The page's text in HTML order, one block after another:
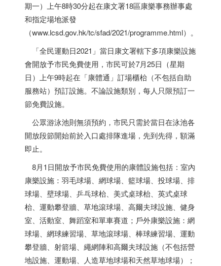
期一）上午8時30分起在康文署18區康樂事務辦事處
和指定場地派發
（www.lcsd.gov.hk/tc/sfad/2021/programme.html）。
「全民運動日2021」當日康文署轄下多項康樂設施
會開放予市民免費使用，市民可於7月25日（星期
日）上午9時起在「康體通」訂場櫃枱（不包括自助
服務站）預訂設施。不論設施類別，每人只限預訂一
節免費設施。
公眾游泳池則無須預約，市民只需於當日在泳池各
開放段節開始前於入口處排隊進場，先到先得，額滿
即止。
8月1日開放予市民免費使用的康體設施包括：室內
康樂設施：羽毛球場、網球場、籃球場、投球場、排
球場、壁球場、乒乓球枱、美式桌球枱、英式桌球
枱、運動攀登牆、草地滾球場、高爾夫球設施、健身
室、活動室、舞蹈室和單車賽道；戶外康樂設施：網
球場、網球練習場、草地滾球場、棒球練習場、運動
攀登牆、射箭場、繩網陣和高爾夫球設施（不包括營
地設施、運動場、人造草地球場和天然草地球場）；